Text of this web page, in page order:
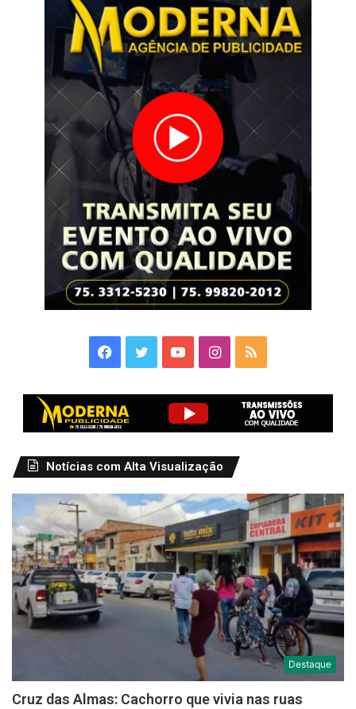
Facebook
TwitterYouTubeInstagram
RSS
Notícias com Alta Visualização
Destaque
Cruz das Almas: Cachorro que vivia nas ruas